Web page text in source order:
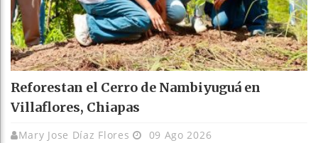
Reforestan el Cerro de Nambiyuguá en
Villaflores, Chiapas
Mary Jose Díaz Flores 09 Ago 2026